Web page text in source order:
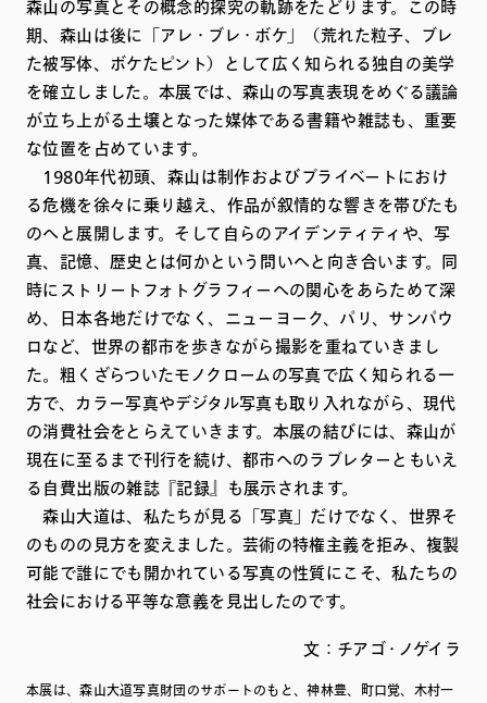
森山の写真とその概念的探究の軌跡をたどります。この時
期、森山は後に「アレ・ブレ・ボケ」（荒れた粒子、ブレ
た被写体、ボケたピント）として広く知られる独自の美学
を確立しました。本展では、森山の写真表現をめぐる議論
が立ち上がる土壌となった媒体である書籍や雑誌も、重要
な位置を占めています。
1980年代初頭、森山は制作およびプライベートにおけ
る危機を徐々に乗り越え、作品が叙情的な響きを帯びたも
のへと展開します。そして自らのアイデンティティや、写
真、記憶、歴史とは何かという問いへと向き合います。同
時にストリートフォトグラフィーへの関心をあらためて深
め、日本各地だけでなく、ニューヨーク、パリ、サンパウ
ロなど、世界の都市を歩きながら撮影を重ねていきまし
た。粗くざらついたモノクロームの写真で広く知られる一
方で、カラー写真やデジタル写真も取り入れながら、現代
の消費社会をとらえていきます。本展の結びには、森山が
現在に至るまで刊行を続け、都市へのラブレターともいえ
る自費出版の雑誌『記録』も展示されます。
森山大道は、私たちが見る「写真」だけでなく、世界そ
のものの見方を変えました。芸術の特権主義を拒み、複製
可能で誰にでも開かれている写真の性質にこそ、私たちの
社会における平等な意義を見出したのです。
文：チアゴ・ノゲイラ
本展は、森山大道写真財団のサポートのもと、神林豊、町口覚、木村一